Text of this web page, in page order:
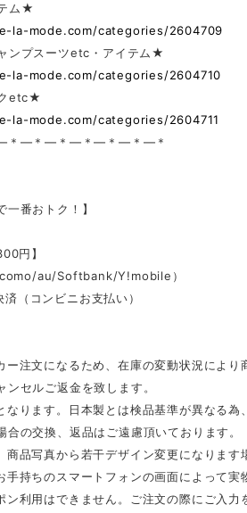
ム★
la-mode.com/categories/2604709
ンプスーツetc・アイテム★
la-mode.com/categories/2604710
etc★
la-mode.com/categories/2604711
—＊—＊—＊—＊—＊—＊
一番おトク！】
円】
au/Softbank/Y!mobile）
（コンビニお支払い）
注文になるため、在庫の変動状況によ
ンセルご返金を致します。
ります。日本製とは検品基準が異なる
合の交換、返品はご遠慮頂いております。
品写真から若干デザイン変更になります
持ちのスマートフォンの画面によって実
利用はできません。ご注文の際にご入力